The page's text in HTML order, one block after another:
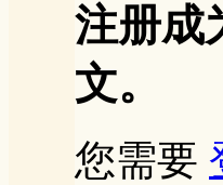
注册成
文。
您需要